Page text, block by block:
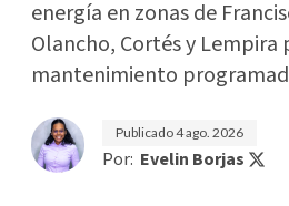
energía en zonas de
Olancho, Cortés y
mantenimiento
Publicado4 ago. 2026
Por: Evelin Borjas